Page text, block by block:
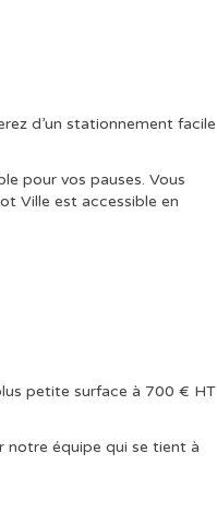
d’un stationnement facile
pour vos pauses. Vous
Ville est accessible en
petite surface à 700 € HT
notre équipe qui se tient à